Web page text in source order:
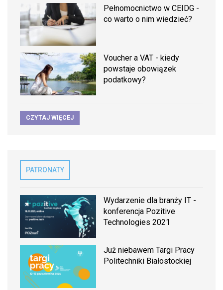
Pełnomocnictwo w CEIDG -
co warto o nim wiedzieć?
Voucher a VAT - kiedy
powstaje obowiązek
podatkowy?
CZYTAJ WIĘCEJ
PATRONATY
Wydarzenie dla branży IT -
konferencja Pozitive
Technologies 2021
Już niebawem Targi Pracy
Politechniki Białostockiej